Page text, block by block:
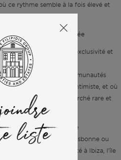
ce rythme semble à la fois élevé et
de vie en Méditerranée
du bien-être, de l'exclusivité et
la mer, où les communautés
leur caractère intimiste, et où
d'entrée vers un marché rare et
constituer un portefeuille
résidence principale à Lisbonne ou
et une résidence d'été à Ibiza, l'île
liste